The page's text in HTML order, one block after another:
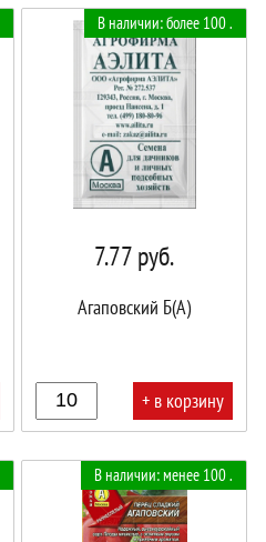
В наличии: более 100 .
7.77руб.
Агаповский Б(А)
+ в корзину
В наличии: менее 100 .